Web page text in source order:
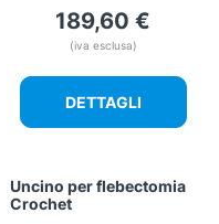
189,60 €
(iva esclusa)
DETTAGLI
Uncino per flebectomia
Crochet